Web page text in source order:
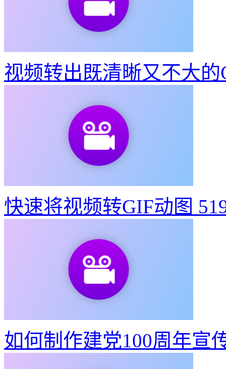
视频转出既清晰又不大的
快速将视频转GIF动图
如何制作建党100周年宣